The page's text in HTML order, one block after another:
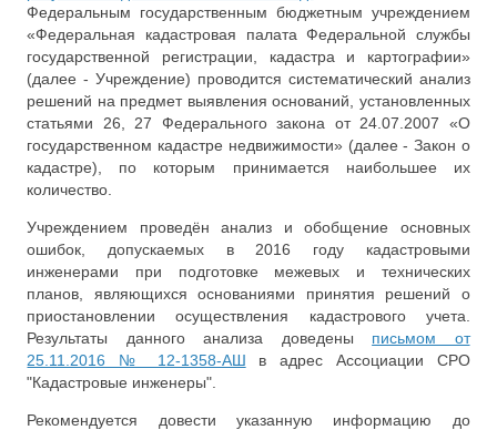
Федеральным государственным бюджетным учреждением
«Федеральная кадастровая палата Федеральной службы
государственной регистрации, кадастра и картографии»
(далее - Учреждение) проводится систематический анализ
решений на предмет выявления оснований, установленных
статьями 26, 27 Федерального закона от 24.07.2007 «О
государственном кадастре недвижимости» (далее - Закон о
кадастре), по которым принимается наибольшее их
количество.
Учреждением проведён анализ и обобщение основных
ошибок, допускаемых в 2016 году кадастровыми
инженерами при подготовке межевых и технических
планов, являющихся основаниями принятия решений о
приостановлении осуществления кадастрового учета.
Результаты данного анализа доведены письмом от
25.11.2016 № 12-1358-АШ в адрес Ассоциации СРО
"Кадастровые инженеры".
Рекомендуется довести указанную информацию до